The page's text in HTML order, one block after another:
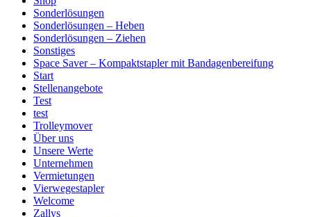
Sonderlösungen
Sonderlösungen – Heben
Sonderlösungen – Ziehen
Sonstiges
Space Saver – Kompaktstapler mit Bandagenbereifung
Start
Stellenangebote
Test
test
Trolleymover
Über uns
Unsere Werte
Unternehmen
Vermietungen
Vierwegestapler
Welcome
Zallys